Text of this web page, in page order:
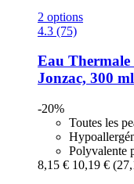
2 options
4.3 (75)
Eau
Jonzac, 300 ml
-20%
Toutes les
Polyvalente
8,15 € 10,19 €